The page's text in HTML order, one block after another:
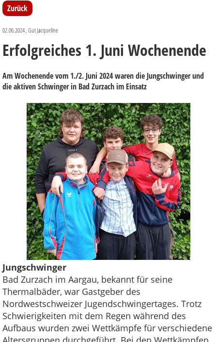
Zurück
02.06.2024, Gut Jacqueline
Erfolgreiches 1. Juni Wochenende
Am Wochenende vom 1./2. Juni 2024 waren die Jungschwinger und
die aktiven Schwinger in Bad Zurzach im Einsatz
Jungschwinger
Bad Zurzach im Aargau, bekannt für seine
Thermalbäder, war Gastgeber des
Nordwestschweizer Jugendschwingertages. Trotz
Schwierigkeiten mit dem Regen während des
Aufbaus wurden zwei Wettkämpfe für verschiedene